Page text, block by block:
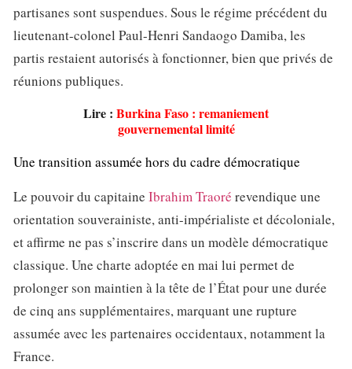
partisanes sont suspendues. Sous le régime précédent du
lieutenant-colonel Paul-Henri Sandaogo Damiba, les
partis restaient autorisés à fonctionner, bien que privés de
réunions publiques.
Lire : Burkina Faso : remaniement
gouvernemental limité
Une transition assumée hors du cadre démocratique
Le pouvoir du capitaine Ibrahim Traoré revendique une
orientation souverainiste, anti-impérialiste et décoloniale,
et affirme ne pas s’inscrire dans un modèle démocratique
classique. Une charte adoptée en mai lui permet de
prolonger son maintien à la tête de l’État pour une durée
de cinq ans supplémentaires, marquant une rupture
assumée avec les partenaires occidentaux, notamment la
France.